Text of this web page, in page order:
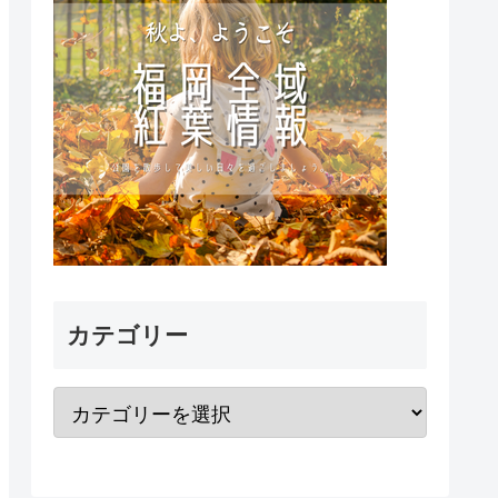
カテゴリー